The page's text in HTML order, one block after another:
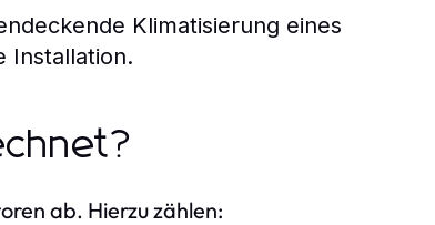
Klimatisierung eines
Installation.
ab. Hierzu zählen: